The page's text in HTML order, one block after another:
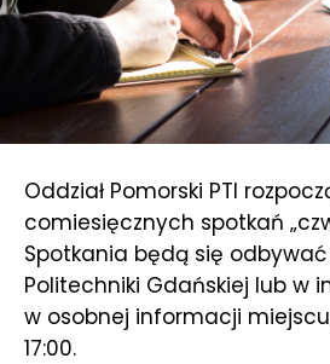
Oddział Pomorski PTI
comiesięcznych spotkań
Spotkania będą się
Politechniki Gdańskiej lub w
w osobnej informacji
17:00.